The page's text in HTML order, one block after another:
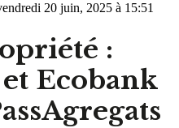
20 juin, 2025 à 15:51
:
Ecobank